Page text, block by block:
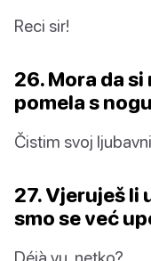
Reci sir!
26. Mora da
pomela s
Čistim svoj
27. Vjeruješ li
smo se već